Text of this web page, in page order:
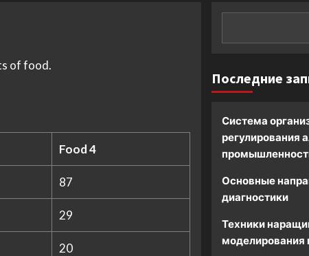
of food.
Food 4
87
29
20
Последние
Система
регулирования
Основные
диагностики
Техники
моделирования